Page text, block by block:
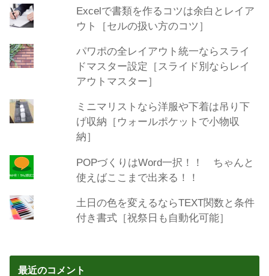
Excelで書類を作るコツは余白とレイア
ウト［セルの扱い方のコツ］
パワポの全レイアウト統一ならスライ
ドマスター設定［スライド別ならレイ
アウトマスター］
ミニマリストなら洋服や下着は吊り下
げ収納［ウォールポケットで小物収
納］
POPづくりはWord一択！！ ちゃんと
使えばここまで出来る！！
土日の色を変えるならTEXT関数と条件
付き書式［祝祭日も自動化可能］
最近のコメント